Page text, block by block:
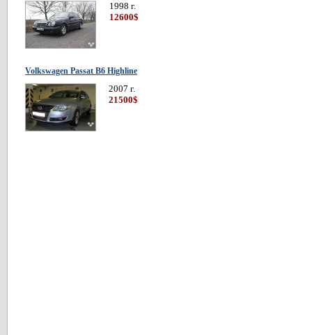
1998 г.
12600$
Volkswagen Passat В6 Highline
2007 г.
21500$